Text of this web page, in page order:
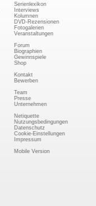
Serienlexikon
Interviews
Kolumnen
DVD-Rezensionen
Fotogalerien
Veranstaltungen
Forum
Biographien
Gewinnspiele
Shop
Kontakt
Bewerben
Team
Presse
Unternehmen
Netiquette
Nutzungsbedingungen
Datenschutz
Cookie-Einstellungen
Impressum
Mobile Version